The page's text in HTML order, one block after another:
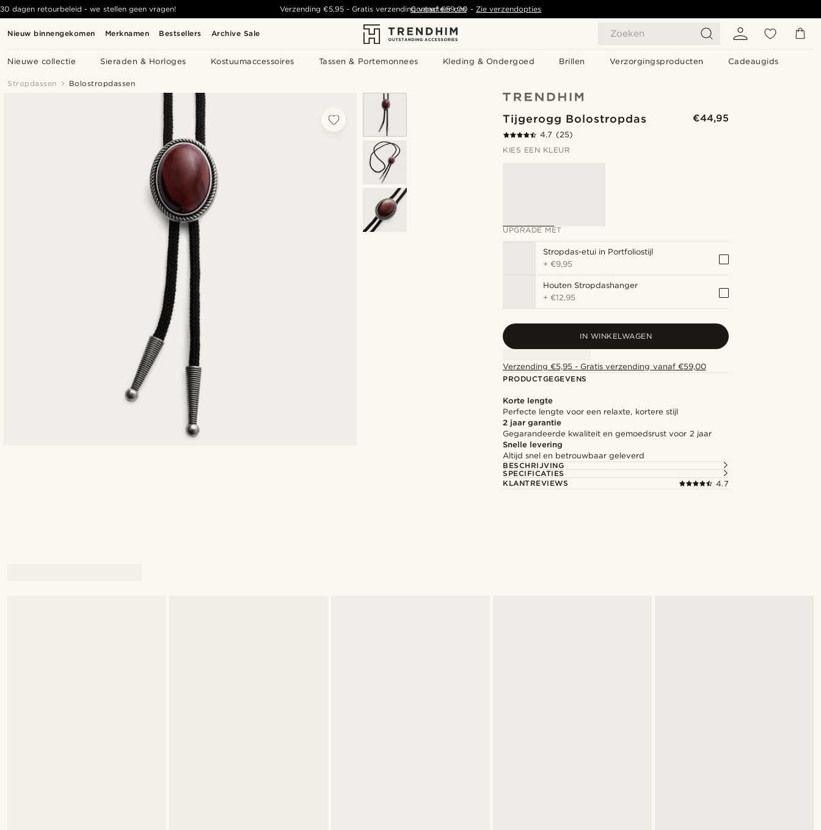
Nieuw binnengekomen Merknamen Bestsellers Archive Sale Zoeken
Nieuwe collectie Sieraden & Horloges Kostuumaccessoires Tassen & Portemonnees Kleding & Ondergoed Brillen Verzorgingsproducten Cadeaugids
30 dagen retourbeleid - we stellen geen vragen! Verzending €5,95- Gratis verzending vanaf€59,00 -Zie verzendopties
Contacteer ons
Stropdassen Bolostropdassen
Tijgerogg Bolostropdas €44,95
4.7 (25)
KIES EEN KLEUR
UPGRADE MET
Stropdas-etui in Portfoliostijl
+€9,95
Houten Stropdashanger
+€12,95
IN WINKELWAGEN
Verzending €5,95 - Gratis verzending vanaf €59,00
PRODUCTGEGEVENS
Korte lengte
Perfecte lengte voor een relaxte, kortere stijl
2 jaar garantie
Gegarandeerde kwaliteit en gemoedsrust voor 2 jaar
Snelle levering
Altijd snel en betrouwbaar geleverd
BESCHRIJVING
SPECIFICATIES
KLANTREVIEWS
4.7